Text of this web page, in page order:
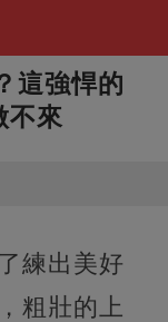
這強悍的
不來
練出美好
粗壯的上